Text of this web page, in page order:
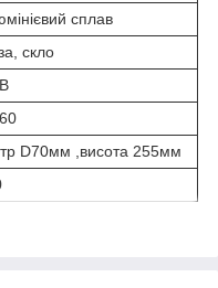
сплав
скло
D70мм ,висота 255мм